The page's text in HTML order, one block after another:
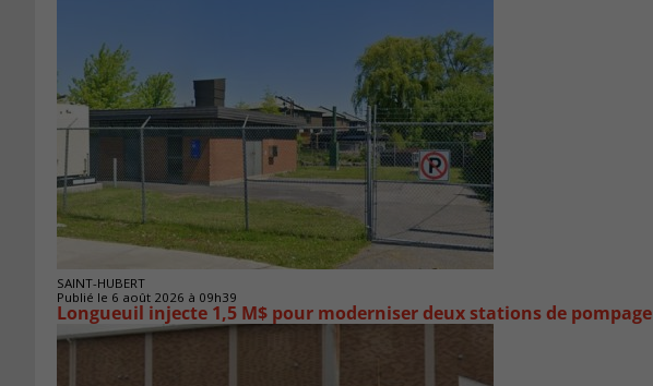
SAINT-HUBERT
Publié le 6 août 2026 à 09h39
Longueuil injecte 1,5 M$ pour moderniser deux stations de pompage